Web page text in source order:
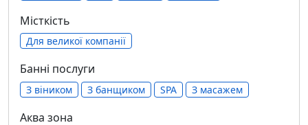
Місткість
Для великої компанії
Банні послуги
З віником З банщиком SPA З масажем
Аква зона